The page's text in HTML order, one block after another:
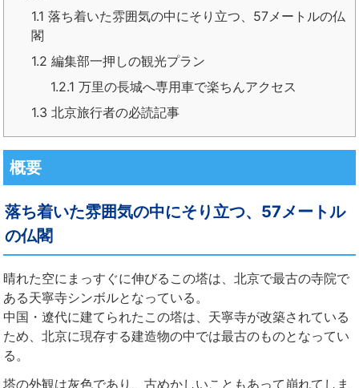
1.1 落ち着いた雰囲気の中にそり立つ、57メートルの仏
閣
1.2 編集部一押しの観光プラン
1.2.1 万里の長城へ専用車で楽ちんアクセス
1.3 北京旅行者の必読記事
概要
落ち着いた雰囲気の中にそり立つ、57メートル
の仏閣
晴れた空にまっすぐに伸びるこの塔は、北京で最古の寺院で
ある天寧寺シンボルとなっている。
中国・遼代に建てられたこの塔は、天寧寺が改築されている
ため、北京に現存する建造物の中では最古のものとなってい
る。
塔の外観は灰色であり、古めかしいこともあって崩れてしま